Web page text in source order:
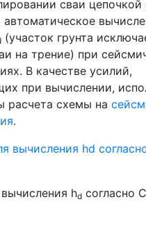
сваи цепочкой
автоматическое
(участок грунта
на трение) при
В качестве усилий,
при вычислении,
расчета схемы на
.
hd согласно